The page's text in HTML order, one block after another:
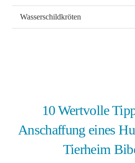
Wasserschildkröten
10 Wertvolle
Anschaffung eines
Tierheim